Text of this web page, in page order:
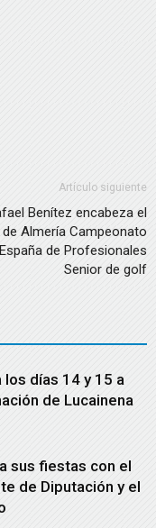
Artículo siguiente
Benítez encabeza el
Almería Campeonato
de Profesionales
Senior de golf
días 14 y 15 a
de Lucainena
sus fiestas con el
de Diputación y el